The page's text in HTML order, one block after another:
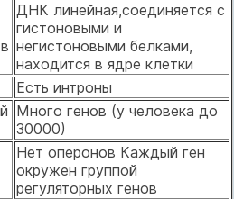
ДНК линейная,соединяется с
гистоновыми и
негистоновыми белками,
находится в ядре клетки
Есть интроны
Много генов (у человека до
30000)
Нет оперонов Каждый ген
окружен группой
регуляторных генов